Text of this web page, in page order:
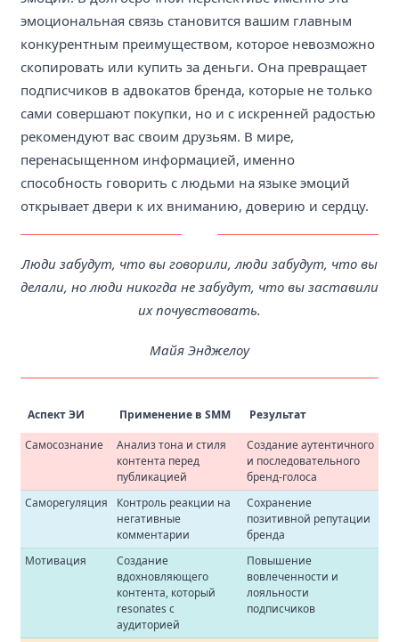
эмоциональная связь становится вашим главным
конкурентным преимуществом, которое невозможно
скопировать или купить за деньги. Она превращает
подписчиков в адвокатов бренда, которые не только
сами совершают покупки, но и с искренней радостью
рекомендуют вас своим друзьям. В мире,
перенасыщенном информацией, именно
способность говорить с людьми на языке эмоций
открывает двери к их вниманию, доверию и сердцу.
Люди забудут, что вы говорили, люди забудут, что вы
делали, но люди никогда не забудут, что вы заставили
их почувствовать.
Майя Энджелоу
Аспект ЭИ Применение в SMM
Результат
Самосознание
Анализ тона и стиля
контента перед
публикацией
Создание аутентичного
и последовательного
бренд-голоса
Саморегуляция
Контроль реакции на
негативные
комментарии
Сохранение
позитивной репутации
бренда
Мотивация
Создание
вдохновляющего
контента, который
resonates с
аудиторией
Повышение
вовлеченности и
лояльности
подписчиков